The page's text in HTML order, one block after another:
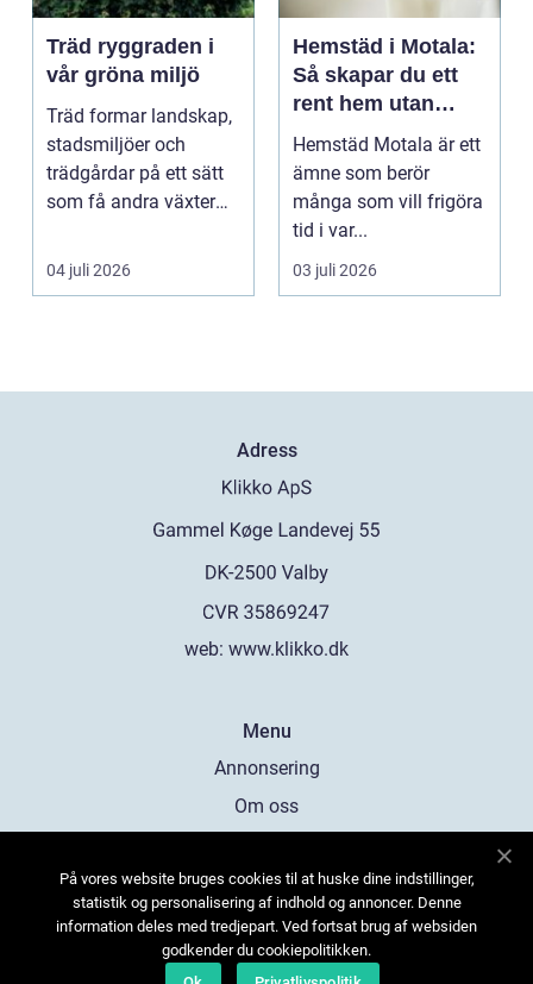
Träd ryggraden i
vår gröna miljö
Träd formar landskap,
stadsmiljöer och
trädgårdar på ett sätt
som få andra växter
04 juli 2026
Hemstäd i Motala:
Så skapar du ett
rent hem utan
stress
Hemstäd Motala är ett
ämne som berör
många som vill frigöra
tid i var...
03 juli 2026
Adress
web: www.klikko.dk
Menu
Annonsering
Om oss
Kontakta oss
Sitemap
På vores website bruges cookies til at huske dine indstillinger,
statistik og personalisering af indhold og annoncer. Denne
information deles med tredjepart. Ved fortsat brug af websiden
godkender du cookiepolitikken.